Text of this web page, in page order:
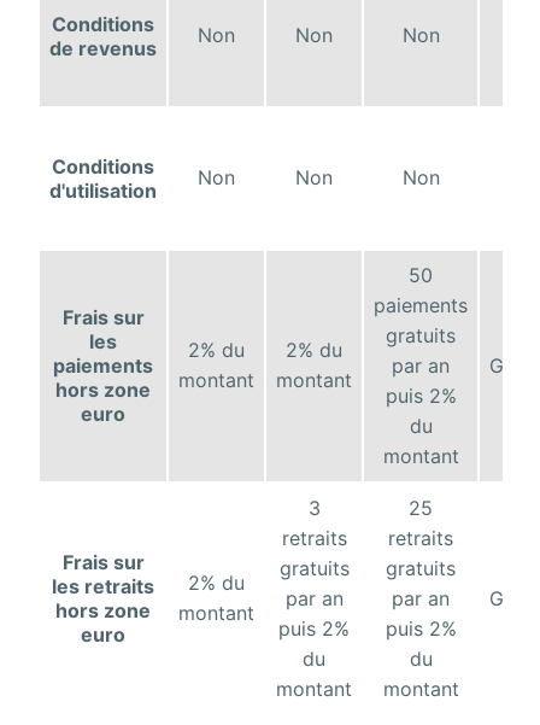
Conditions
de revenus
Non Non Non
Conditions
d'utilisation
Non Non Non
Frais sur
les
paiements
hors zone
euro
2% du
montant
2% du
montant
50
paiements
gratuits
par an
puis 2%
du
montant
Frais sur
les retraits
hors zone
euro
2% du
montant
3
retraits
gratuits
par an
puis 2%
du
montant
25
retraits
gratuits
par an
puis 2%
du
montant